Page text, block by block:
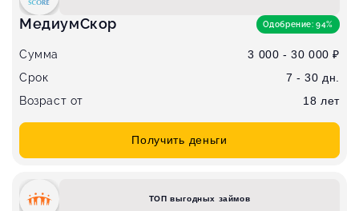
МедиумСкор Одобрение: 94%
Сумма
3 000 - 30 000 ₽
Срок
7 - 30 дн.
Возраст от
18 лет
Получить деньги
ТОП выгодных займов